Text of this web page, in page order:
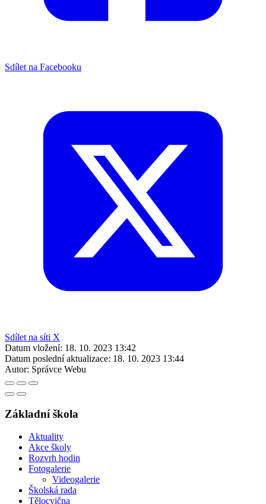
Sdílet na Facebooku
Sdílet na síti X
Datum vložení: 18. 10. 2023 13:42
Datum poslední aktualizace: 18. 10. 2023 13:44
Autor: Správce Webu
Základní škola
Aktuality
Akce školy
Rozvrh hodin
Fotogalerie
Videogalerie
Školská rada
Tělocvična